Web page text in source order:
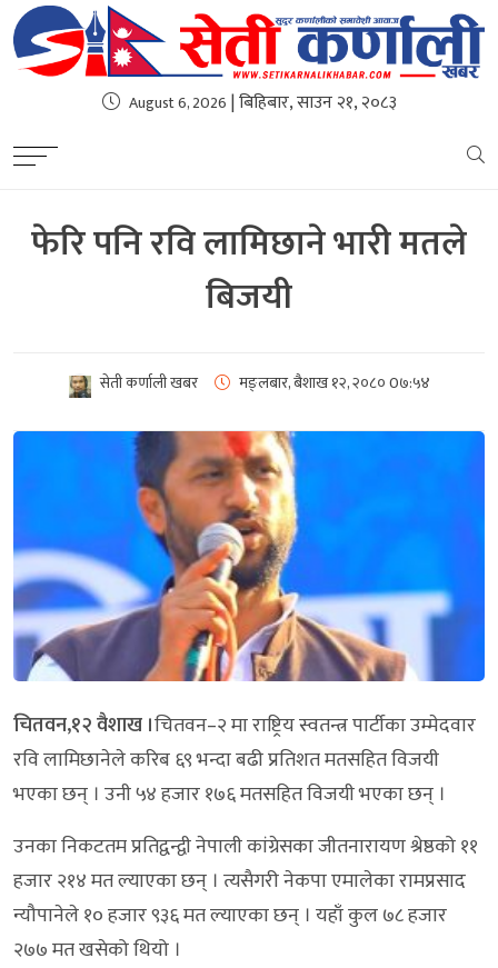
August 6, 2026 | बिहिबार, साउन २१, २०८३
फेरि पनि रवि लामिछाने भारी मतले
बिजयी
सेती कर्णाली खबर मङ्लबार, बैशाख १२, २०८०0७:५४
चितवन,१२ वैशाख ।चितवन–२ मा राष्ट्रिय स्वतन्त्र पार्टीका उम्मेदवार
रवि लामिछानेले करिब ६९ भन्दा बढी प्रतिशत मतसहित विजयी
भएका छन् । उनी ५४ हजार १७६ मतसहित विजयी भएका छन् ।
उनका निकटतम प्रतिद्वन्द्वी नेपाली कांग्रेसका जीतनारायण श्रेष्ठको ११
हजार २१४ मत ल्याएका छन् । त्यसैगरी नेकपा एमालेका रामप्रसाद
न्यौपानेले १० हजार ९३६ मत ल्याएका छन् । यहाँ कुल ७८ हजार
२७७ मत खसेको थियो ।